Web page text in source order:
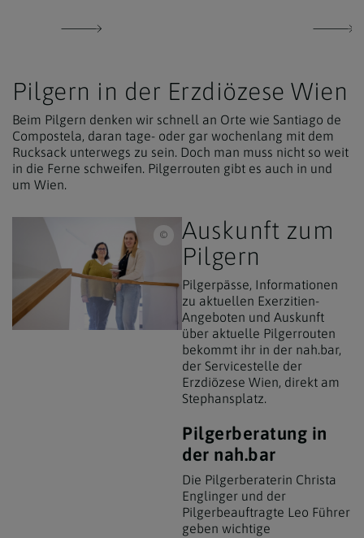
Pilgern in der Erzdiözese Wien
Beim Pilgern denken wir schnell an Orte wie Santiago de
Compostela, daran tage- oder gar wochenlang mit dem
Rucksack unterwegs zu sein. Doch man muss nicht so weit
in die Ferne schweifen. Pilgerrouten gibt es auch in und
um Wien.
Erzdiözese Wien / nah.bar die Servicestelle
Auskunft zum
Pilgern
Pilgerpässe, Informationen
zu aktuellen Exerzitien-
Angeboten und Auskunft
über aktuelle Pilgerrouten
bekommt ihr in der nah.bar,
der Servicestelle der
Erzdiözese Wien, direkt am
Stephansplatz.
Pilgerberatung in
der nah.bar
Die Pilgerberaterin Christa
Englinger und der
Pilgerbeauftragte Leo Führer
geben wichtige